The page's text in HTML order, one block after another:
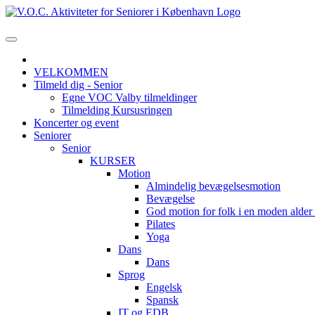
VELKOMMEN
Tilmeld dig - Senior
Egne VOC Valby tilmeldinger
Tilmelding Kursusringen
Koncerter og event
Seniorer
Senior
KURSER
Motion
Almindelig bevægelsesmotion
Bevægelse
God motion for folk i en moden
Pilates
Yoga
Dans
Dans
Sprog
Engelsk
Spansk
IT og EDB